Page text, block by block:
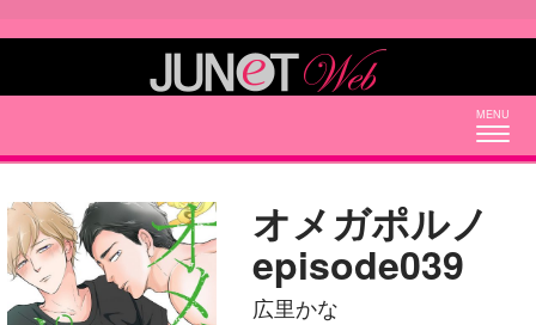
オメガポルノ
episode039
広里かな